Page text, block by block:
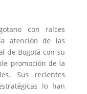
con raíces
atención de las
de Bogotá con su
promoción de la
Sus recientes
lo han